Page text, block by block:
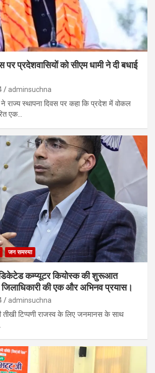
पर प्रदेशवासियों को सीएम धामी ने दी बधाई
adminsuchna
राज्य स्थापना दिवस पर कहा कि प्रदेश में वोकल
एक…
जन समस्या
कम्प्यूटर कियोस्क की शुरूआत
की एक और अभिनव प्रयास।
adminsuchna
तीखी टिप्पणी राजस्व के लिए जनमानस के साथ